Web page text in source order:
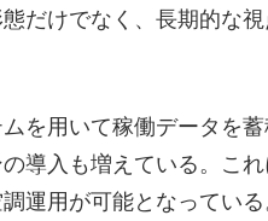
だけでなく、長期的な
を用いて稼働データを
導入も増えている。こ
運用が可能となってい